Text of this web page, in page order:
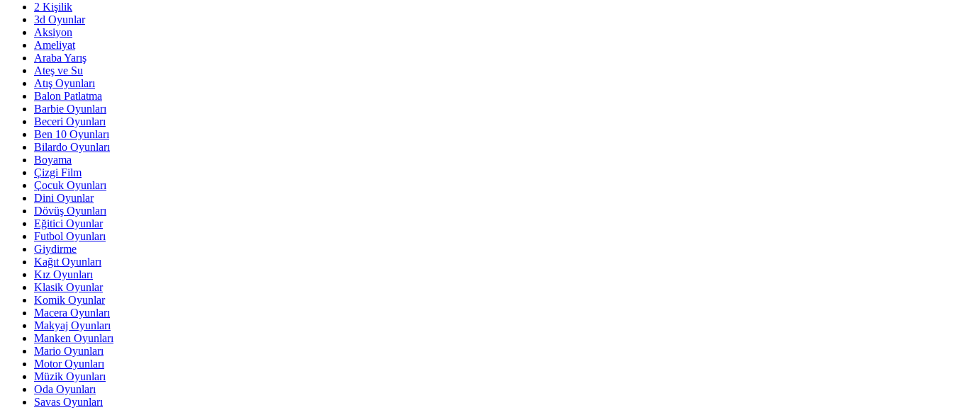
2 Kişilik
3d Oyunlar
Aksiyon
Ameliyat
Araba Yarış
Ateş ve Su
Atış Oyunları
Balon Patlatma
Barbie Oyunları
Beceri Oyunları
Ben 10 Oyunları
Bilardo Oyunları
Boyama
Çizgi Film
Çocuk Oyunları
Dini Oyunlar
Dövüş Oyunları
Eğitici Oyunlar
Futbol Oyunları
Giydirme
Kağıt Oyunları
Kız Oyunları
Klasik Oyunlar
Komik Oyunlar
Macera Oyunları
Makyaj Oyunları
Manken Oyunları
Mario Oyunları
Motor Oyunları
Müzik Oyunları
Oda Oyunları
Savas Oyunları